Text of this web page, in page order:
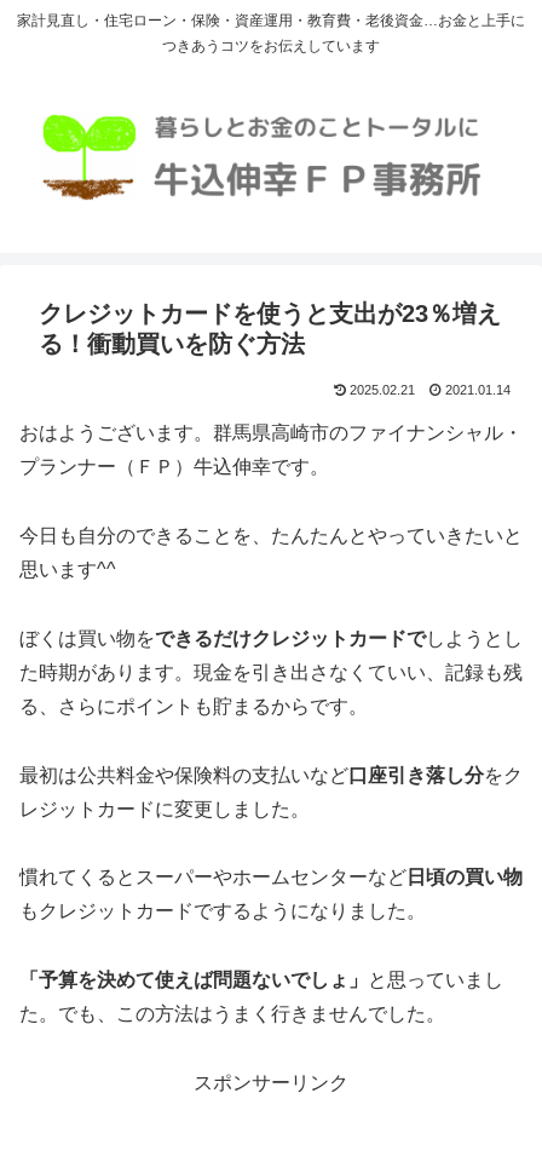
家計見直し・住宅ローン・保険・資産運用・教育費・老後資金…お金と上手に
つきあうコツをお伝えしています
クレジットカードを使うと支出が23％増え
る！衝動買いを防ぐ方法
2025.02.21 2021.01.14
おはようございます。群馬県高崎市のファイナンシャル・
プランナー（ＦＰ）牛込伸幸です。
今日も自分のできることを、たんたんとやっていきたいと
思います^^
ぼくは買い物をできるだけクレジットカードでしようとし
た時期があります。現金を引き出さなくていい、記録も残
る、さらにポイントも貯まるからです。
最初は公共料金や保険料の支払いなど口座引き落し分をク
レジットカードに変更しました。
慣れてくるとスーパーやホームセンターなど 日頃の買い物
もクレジットカードでするようになりました。
「予算を決めて使えば問題ないでしょ」
と思っていまし
た。でも、この方法はうまく行きませんでした。
スポンサーリンク